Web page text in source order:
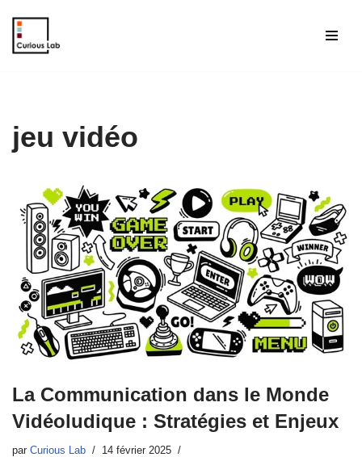
Aller
jeu vidéo
La Communication dans le Monde
Vidéoludique : Stratégies et Enjeux
par Curious Lab
14 février 2025